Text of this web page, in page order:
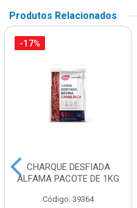
Produtos Relacionados
-17%
CHARQUE DESFIADA
ALFAMA PACOTE DE 1KG
Código: 39364